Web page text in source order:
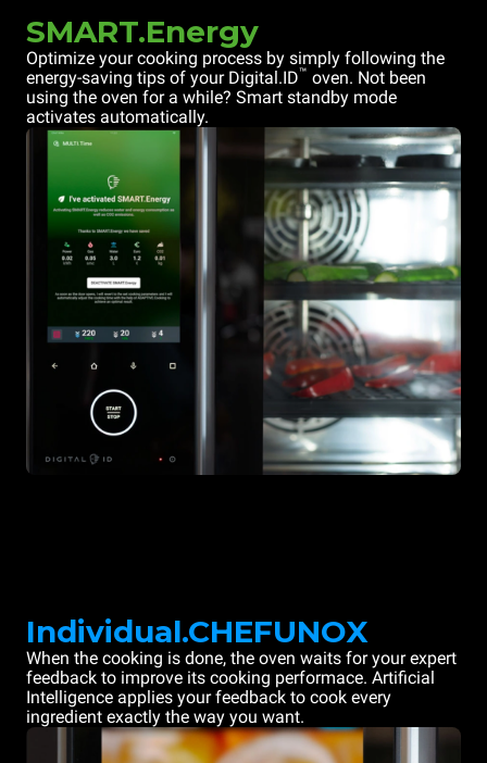
SMART.Energy
Optimize your cooking process by simply following the
energy-saving tips of your Digital.ID™ oven. Not been
using the oven for a while? Smart standby mode
activates automatically.
Individual.CHEFUNOX
When the cooking is done, the oven waits for your expert
feedback to improve its cooking performace. Artificial
Intelligence applies your feedback to cook every
ingredient exactly the way you want.